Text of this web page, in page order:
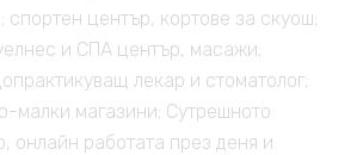
спортен център, кортове за скуош;
и СПА център, масажи;
лекар и стоматолог;
малки магазини; Сутрешното
онлайн работата през деня и